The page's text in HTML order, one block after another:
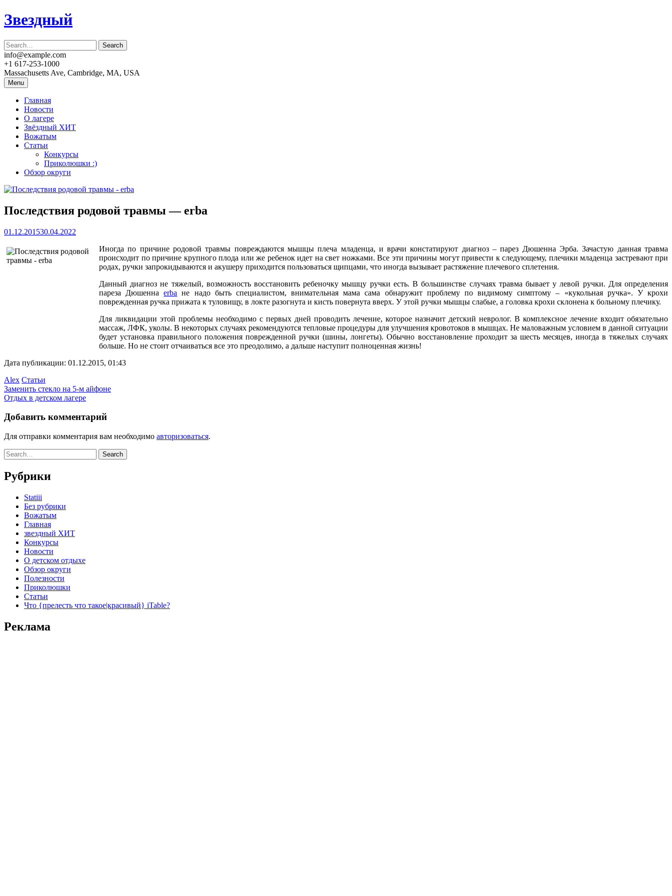
Skip
to
Звездный
info@example.com
+1 617-253-1000
Massachusetts Ave, Cambridge, MA, USA
Menu
Главная
Новости
О лагере
Звёздный ХИТ
Вожатым
Статьи
Конкурсы
Приколюшки :)
Обзор округи
Последствия родовой травмы — erba
01.12.201530.04.2022
Иногда по причине родовой травмы повреждаются мышцы плеча младенца, и врачи констатируют диагноз – парез Дюшенна Эрба. Зачастую данная травма
происходит по причине крупного плода или же ребенок идет на свет ножками. Все эти причины могут привести к следующему, плечики младенца застревают при
родах, ручки запрокидываются и акушеру приходится пользоваться щипцами, что иногда вызывает растяжение плечевого сплетения.
Данный диагноз не тяжелый, возможность восстановить ребеночку мышцу ручки есть. В большинстве случаях травма бывает у левой ручки. Для определения
пареза Дюшеннаerba не надо быть специалистом, внимательная мама сама обнаружит проблему по видимому симптому – «кукольная ручка». У крохи
поврежденная ручка прижата к туловищу, в локте разогнута и кисть повернута вверх. У этой ручки мышцы слабые, а головка крохи склонена к больному плечику.
Для ликвидации этой проблемы необходимо с первых дней проводить лечение, которое назначит детский невролог. В комплексное лечение входит обязательно
массаж, ЛФК, уколы. В некоторых случаях рекомендуются тепловые процедуры для улучшения кровотоков в мышцах. Не маловажным условием в данной ситуации
будет установка правильного положения поврежденной ручки (шины, лонгеты). Обычно восстановление проходит за шесть месяцев, иногда в тяжелых случаях
больше. Но не стоит отчаиваться все это преодолимо, а дальше наступит полноценная жизнь!
Дата публикации: 01.12.2015, 01:43
Alex Статьи
Заменить стекло на 5-м айфоне
Отдых в детском лагере
Добавить комментарий
Для отправки комментария вам необходимо авторизоваться.
Рубрики
Statiii
Без рубрики
Вожатым
Главная
звездный ХИТ
Конкурсы
Новости
О детском отдыхе
Обзор округи
Полезности
Приколюшки
Статьи
Что {прелесть что такое|красивый} iTable?
Реклама